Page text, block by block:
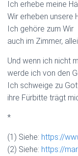
Ich erhebe meine
Wir erheben unsere
Ich gehöre zum Wir
auch im Zimmer,
Und wenn ich nicht
werde ich von den
Ich schweige zu
ihre Fürbitte trägt
*
(1) Siehe: https://
(2) Siehe: https://